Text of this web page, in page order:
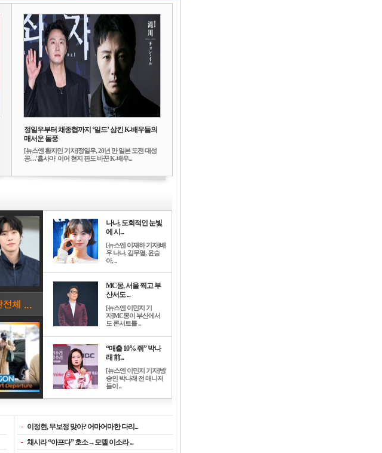
정일우부터 채종협까지 ‘일드’ 삼킨 K-배우들의
매서운 돌풍
[뉴스엔 황지민 기자]정일우, 20년 만 일본 도전 대성
공…'횹사마' 이어 현지 판도 바꾼 K-배우...
나나, 도회적인 눈빛
에 시...
[뉴스엔 이재하 기자]배
우 나나, 김무열, 윤승
아, ..
MC몽, 서울 찍고 부
산서도 ...
[뉴스엔 이민지 기
자]MC몽이 부산에서
도 콘서트를 ..
“매출 10% 줘” 박나
래 前...
[뉴스엔 이민지 기자]방
송인 박나래 전 매니저
들이 ..
- 이정현, 무보정 맞아? 어마어마한 다리...
- 채시라 “아프다” 호소→모델 이소라 ...